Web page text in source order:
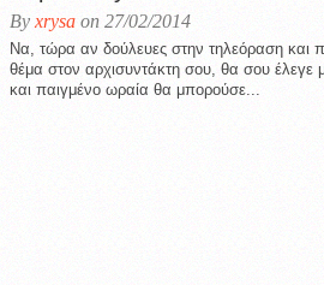
By xrysa on 27/02/2014
Να, τώρα αν δούλευες στην τηλεόραση και
θέμα στον αρχισυντάκτη σου, θα σου έλεγε
και παιγμένο ωραία θα μπορούσε...